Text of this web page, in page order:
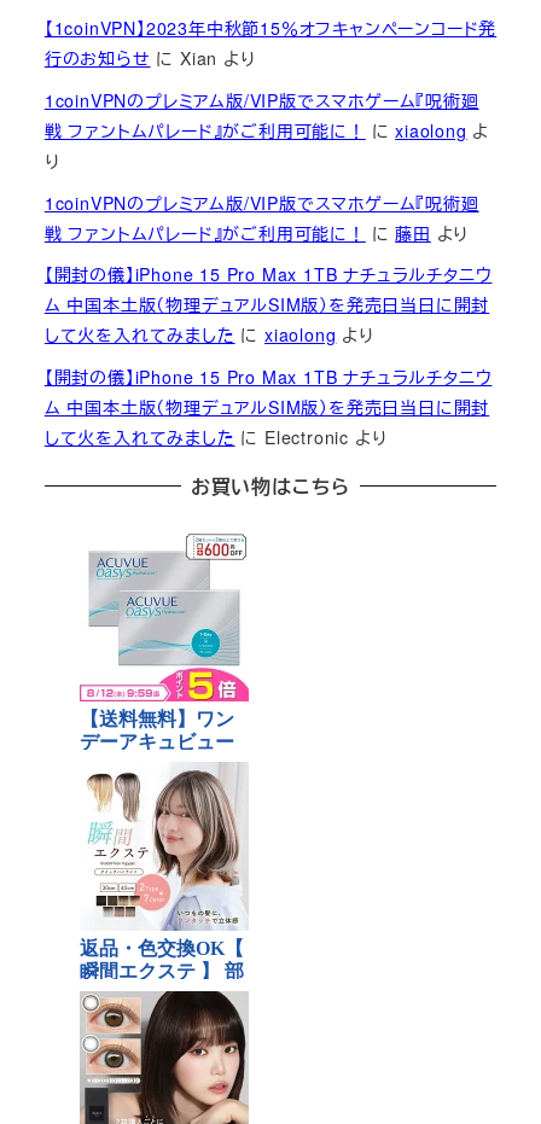
【1coinVPN】2023年中秋節15％オフキャンペーンコード発
行のお知らせ にXian より
1coinVPNのプレミアム版/VIP版でスマホゲーム『呪術廻
戦 ファントムパレード』がご利用可能に！
にxiaolong よ
り
1coinVPNのプレミアム版/VIP版でスマホゲーム『呪術廻
戦 ファントムパレード』がご利用可能に！
に藤田 より
【開封の儀】iPhone 15 Pro Max 1TB ナチュラルチタニウ
ム 中国本土版（物理デュアルSIM版）を発売日当日に開封
して火を入れてみました にxiaolong より
【開封の儀】iPhone 15 Pro Max 1TB ナチュラルチタニウ
ム 中国本土版（物理デュアルSIM版）を発売日当日に開封
して火を入れてみました に Electronic より
お買い物はこちら